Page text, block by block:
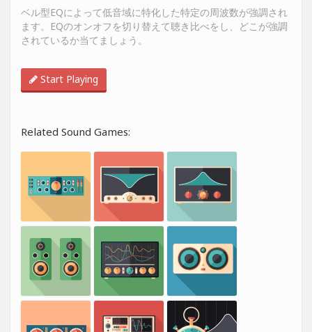
ベル型EQによって低音域に特化した特定の周波数が強調され
ます。EQのオンオフを切り替えて聴き比べをし、どこが強調
されているか当てましょう。
Start Playing
Related Sound Games: